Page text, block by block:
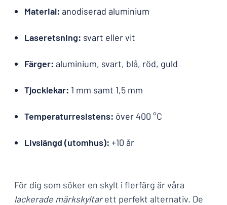
Material: anodiserad aluminium
Laseretsning: svart eller vit
Färger: aluminium, svart, blå, röd, guld
Tjocklekar: 1 mm samt 1,5 mm
Temperaturresistens: över 400 °C
Livslängd (utomhus): +10 år
För dig som söker en skylt i flerfärg är våra
lackerade märkskyltarett perfekt alternativ. De